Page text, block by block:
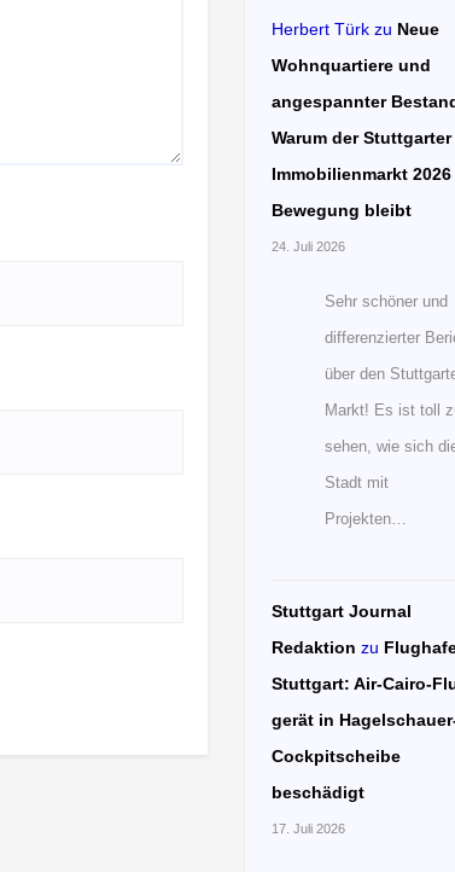
Herbert Türkzu Neue
Wohnquartiere und
angespannter
Warum der Stuttgarter
Immobilienmarkt 2026
Bewegung bleibt
24. Juli 2026
Sehr schöner und
differenzierter
über den
Markt! Es ist toll
sehen, wie sich
Stadt mit
Projekten…
Stuttgart Journal
Redaktion zu
Stuttgart: Air-Cairo-
gerät in
Cockpitscheibe
beschädigt
17. Juli 2026